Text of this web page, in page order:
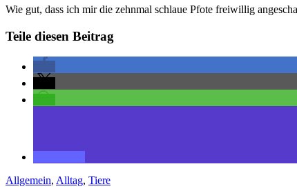
Wie gut, dass ich mir die zehnmal schlaue Pfote freiwillig
Teile diesen Beitrag
Allgemein, Alltag, Tiere